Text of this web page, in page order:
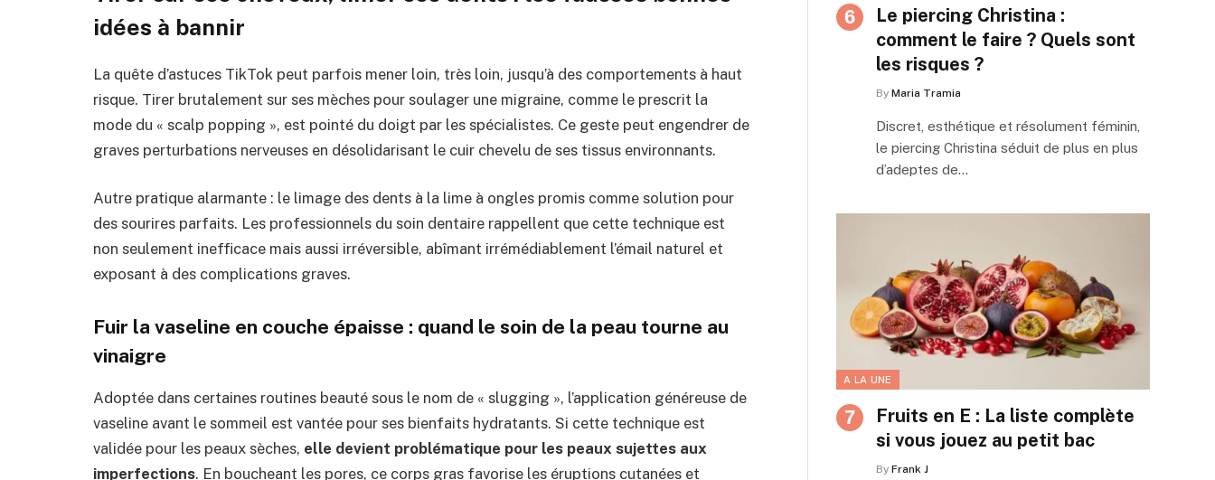
idées à bannir
La quête d’astuces TikTok peut parfois mener loin, très loin, jusqu’à des comportements à haut
risque. Tirer brutalement sur ses mèches pour soulager une migraine, comme le prescrit la
mode du « scalp popping », est pointé du doigt par les spécialistes. Ce geste peut engendrer de
graves perturbations nerveuses en désolidarisant le cuir chevelu de ses tissus environnants.
Autre pratique alarmante : le limage des dents à la lime à ongles promis comme solution pour
des sourires parfaits. Les professionnels du soin dentaire rappellent que cette technique est
non seulement inefficace mais aussi irréversible, abîmant irrémédiablement l’émail naturel et
exposant à des complications graves.
Fuir la vaseline en couche épaisse : quand le soin de la peau tourne au
vinaigre
Adoptée dans certaines routines beauté sous le nom de « slugging », l’application généreuse de
vaseline avant le sommeil est vantée pour ses bienfaits hydratants. Si cette technique est
validée pour les peaux sèches, elle devient problématique pour les peaux sujettes aux
imperfections. En boucheant les pores, ce corps gras favorise les éruptions cutanées et
Le piercing Christina :
comment le faire ? Quels sont
les risques ?
By Maria Tramia
Discret, esthétique et résolument féminin,
le piercing Christina séduit de plus en plus
d’adeptes de…
A LA UNE
Fruits en E : La liste complète
si vous jouez au petit bac
By Frank J